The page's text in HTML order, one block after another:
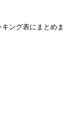
ング表にまとめま